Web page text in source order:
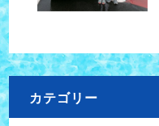
カテゴリー